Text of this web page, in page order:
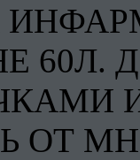
60Л.
ОТ